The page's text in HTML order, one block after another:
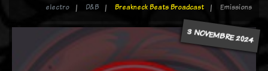
electro D&B Breakneck Beats Broadcast Emissions
3 NOVEMBRE 2024